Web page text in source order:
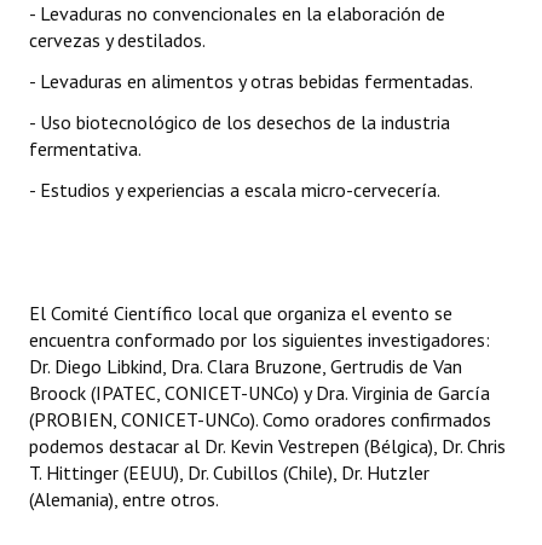
Premio al Mérito - Registro
Audiencias Públicas - Registro
Mujeres que Dejaron Huellas - Registro
Periodistas Decanos - Registro
Huéspedes de Honor - Registro
Antiguos Pobladores - Registro
Reconocimientos - Registro
Bariloche, Municipio intercultural
- Levaduras no convencionales en la elaboración de
cervezas y destilados.
- Levaduras en alimentos y otras bebidas fermentadas.
- Uso biotecnológico de los desechos de la industria
fermentativa.
- Estudios y experiencias a escala micro-cervecería.
El Comité Científico local que organiza el evento se
encuentra conformado por los siguientes investigadores:
Dr. Diego Libkind, Dra. Clara Bruzone, Gertrudis de Van
Broock (IPATEC, CONICET-UNCo) y Dra. Virginia de García
(PROBIEN, CONICET-UNCo). Como oradores confirmados
podemos destacar al Dr. Kevin Vestrepen (Bélgica), Dr. Chris
T. Hittinger (EEUU), Dr. Cubillos (Chile), Dr. Hutzler
(Alemania), entre otros.